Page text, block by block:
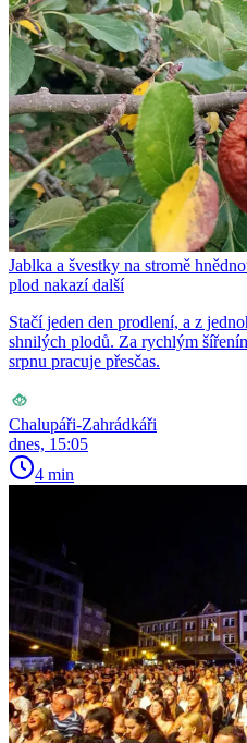
Jablka a švestky na stromě
plod nakazí další
Stačí jeden den prodlení, a z
shnilých plodů. Za rychlým
srpnu pracuje přesčas.
Chalupáři-Zahrádkáři
dnes, 15:05
4 min